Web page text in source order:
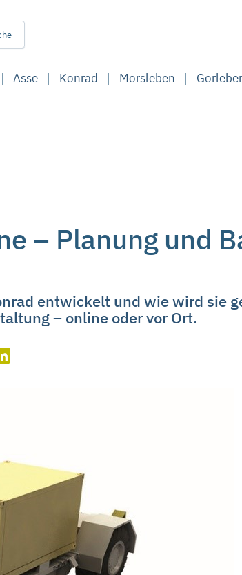
Asse Konrad Morsleben
– Planung und
entwickelt und wie wird sie
– online oder vor Ort.